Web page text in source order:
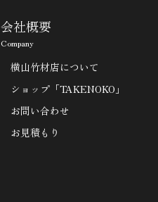
会社概要
Company
横山竹材店について
ショップ「TAKENOKO」
お問い合わせ
お見積もり